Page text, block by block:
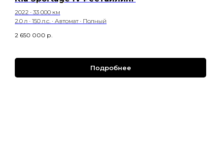
2022 · 33 000 км
2.0 л · 150 л.с. · Автомат · Полный
2 650 000 р.
Подробнее